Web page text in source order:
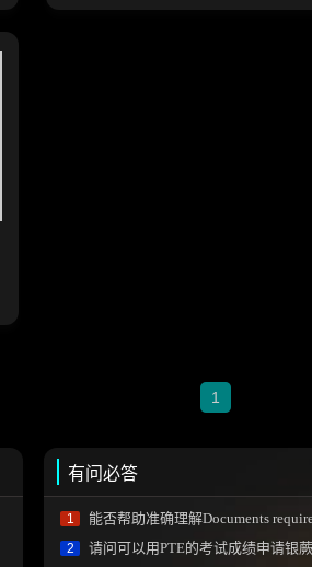
1
有问必答
1 能否帮助准确理解Documents required for an International Qualification Assessment (IQA)
2 请问可以用PTE的考试成绩申请银蕨签证